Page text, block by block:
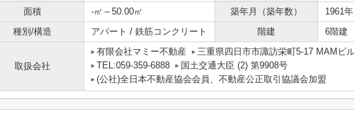
面積
-㎡～50.00㎡ 築年月（築年数）
1961
種別/構造
アパート / 鉄筋コンクリート 階建 6階建
取扱会社
有限会社マミー不動産
三重県四日市市諏訪栄町5-17 MAMビ
TEL:059-359-6888
国土交通大臣 (2) 第9908号
(公社)全日本不動産協会会員、不動産公正取引協議会加盟